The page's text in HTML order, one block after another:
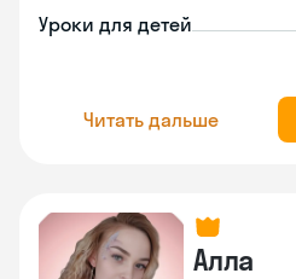
Уроки для детей
Читать дальше
Алла